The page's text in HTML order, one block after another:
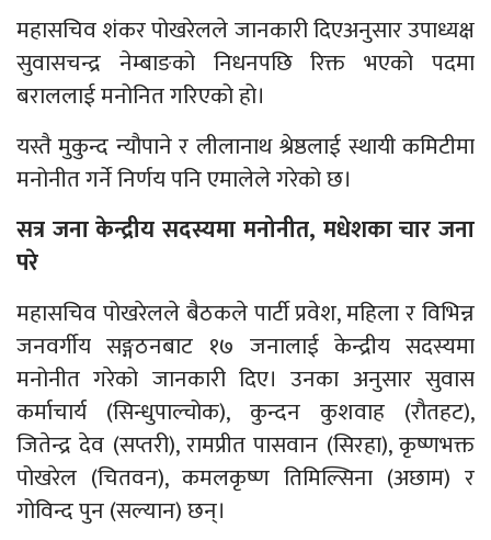
महासचिव शंकर पोखरेलले जानकारी दिएअनुसार उपाध्यक्ष
सुवासचन्द्र नेम्बाङको निधनपछि रिक्त भएको पदमा
बराललाई मनोनित गरिएको हो।
यस्तै मुकुन्द न्यौपाने र लीलानाथ श्रेष्ठलाई स्थायी कमिटीमा
मनोनीत गर्ने निर्णय पनि एमालेले गरेको छ।
सत्र जना केन्द्रीय सदस्यमा मनोनीत, मधेशका चार जना
परे
महासचिव पोखरेलले बैठकले पार्टी प्रवेश, महिला र विभिन्न
जनवर्गीय सङ्गठनबाट १७ जनालाई केन्द्रीय सदस्यमा
मनोनीत गरेको जानकारी दिए। उनका अनुसार सुवास
कर्माचार्य (सिन्धुपाल्चोक), कुन्दन कुशवाह (रौतहट),
जितेन्द्र देव (सप्तरी), रामप्रीत पासवान (सिरहा), कृष्णभक्त
पोखरेल (चितवन), कमलकृष्ण तिमिल्सिना (अछाम) र
गोविन्द पुन (सल्यान) छन्।